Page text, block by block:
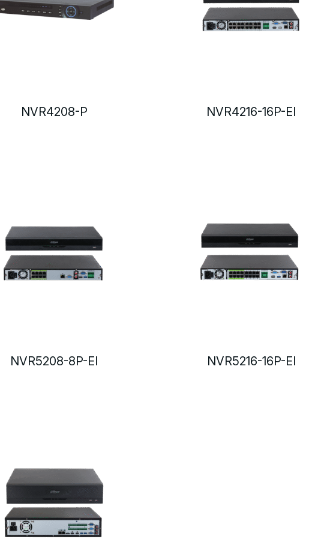
NVR4208-P NVR4216-16P-EI
NVR5208-8P-EI NVR5216-16P-EI